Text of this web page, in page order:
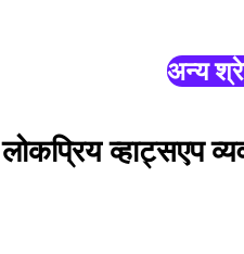
अन्य
लोकप्रिय